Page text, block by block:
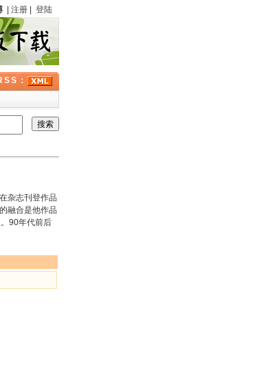
注册 登陆
：
杂志刊登作品
融合是他作品
90年代前后